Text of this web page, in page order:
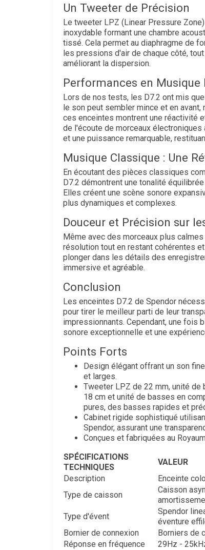
Un Tweeter de Précision
Le tweeter LPZ (Linear Pressure
inoxydable formant une chambre
tissé. Cela permet au diaphragme de
les pressions d'air de chaque côté,
améliorant la dispersion.
Performances en Musique
Lors de nos tests, les D7.2 ont mis
le son peut sembler mince et en
ces enceintes montrent une réactivité
de l'écoute de morceaux
et une puissance remarquable,
Musique Classique : Une
En écoutant des pièces classiques
D7.2 démontrent une tonalité
Elles créent une scène sonore
plus dynamiques et complexes.
Douceur et Précision sur
Même avec des morceaux plus
résolution tout en restant cohérentes
plonger dans les détails des
immersive et agréable.
Conclusion
Les enceintes D7.2 de Spendor
pour tirer le meilleur parti de leur
impressionnants. Cependant, une fois
sonore exceptionnelle et une
Points Forts
Design élégant offrant un son
et larges.
Tweeter LPZ de 22 mm, unité
18 cm et unité de basses en
pures, des basses rapides et
Cabinet rigide sophistiqué
Spendor, assurant une
Conçues et fabriquées au
SPÉCIFICATIONS
TECHNIQUES
VALEUR
Description
Enceinte
Type de caisson
Caisson
Type d'évent
Spendor
éventure
Bornier de connexion
Borniers de
Réponse en fréquence
29Hz -